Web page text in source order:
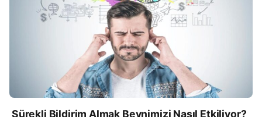
Sürekli Bildirim Almak Beynimizi Nasıl Etkiliyor?